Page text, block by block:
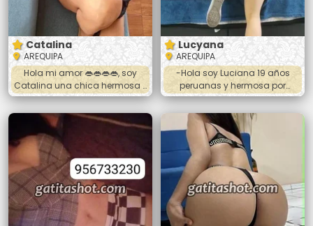
Catalina
AREQUIPA
Hola mi amor 👄👄👄👄, soy
Catalina una chica hermosa y
cariñosa. 🍑🍆💦🥵 jovencita,
blanquilla y universitaria.
Tengo 23 añitos y mido 1.65 😉
😊 Atiendo las 24 horas
Masajes y anal 🔥😚😚👄😚😚🔥
⭐️50 soles la sesión⭐️ Si quieres
conocerme llamame papi. ❤️❤️
🔥🔥🔥❤️❤️
Lucyana
AREQUIPA
-Hola soy Luciana 19 años
peruanas y hermosa por
dónde me veas, estoy seguro
que te agradare mucho en
nuestro encuentro. Mis servicios
de intimidad con un rico oral
profundo, y toda las poses
menos 69, desnudo completo,
hora completa, trato se pareja.
*Salida a hoteles* llevar
preservativos y avisar con
anticipación.